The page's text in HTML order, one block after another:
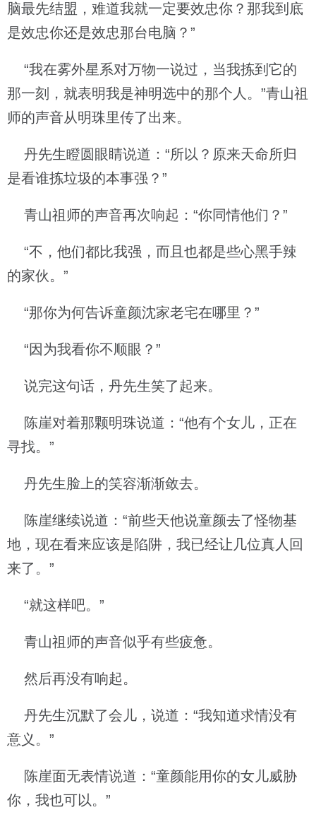
脑最先结盟，难道我就一定要效忠你？那我到底
是效忠你还是效忠那台电脑？”
“我在雾外星系对万物一说过，当我拣到它的
那一刻，就表明我是神明选中的那个人。”青山祖
师的声音从明珠里传了出来。
丹先生瞪圆眼睛说道：“所以？原来天命所归
是看谁拣垃圾的本事强？”
青山祖师的声音再次响起：“你同情他们？”
“不，他们都比我强，而且也都是些心黑手辣
的家伙。”
“那你为何告诉童颜沈家老宅在哪里？”
“因为我看你不顺眼？”
说完这句话，丹先生笑了起来。
陈崖对着那颗明珠说道：“他有个女儿，正在
寻找。”
丹先生脸上的笑容渐渐敛去。
陈崖继续说道：“前些天他说童颜去了怪物基
地，现在看来应该是陷阱，我已经让几位真人回
来了。”
“就这样吧。”
青山祖师的声音似乎有些疲惫。
然后再没有响起。
丹先生沉默了会儿，说道：“我知道求情没有
意义。”
陈崖面无表情说道：“童颜能用你的女儿威胁
你，我也可以。”